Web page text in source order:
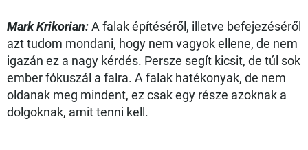
Mark Krikorian:A falak építéséről, illetve befejezéséről
azt tudom mondani, hogy nem vagyok ellene, de nem
igazán ez a nagy kérdés. Persze segít kicsit, de túl sok
ember fókuszál a falra. A falak hatékonyak, de nem
oldanak meg mindent, ez csak egy része azoknak a
dolgoknak, amit tenni kell.